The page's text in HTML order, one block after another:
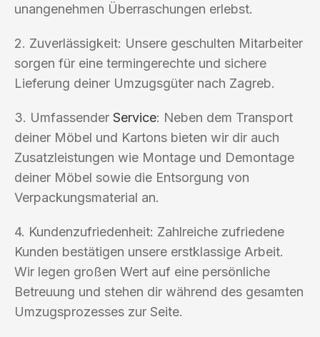
unangenehmen Überraschungen erlebst.
2. Zuverlässigkeit: Unsere geschulten Mitarbeiter
sorgen für eine termingerechte und sichere
Lieferung deiner Umzugsgüter nach Zagreb.
3. Umfassender Service: Neben dem Transport
deiner Möbel und Kartons bieten wir dir auch
Zusatzleistungen wie Montage und Demontage
deiner Möbel sowie die Entsorgung von
Verpackungsmaterial an.
4. Kundenzufriedenheit: Zahlreiche zufriedene
Kunden bestätigen unsere erstklassige Arbeit.
Wir legen großen Wert auf eine persönliche
Betreuung und stehen dir während des gesamten
Umzugsprozesses zur Seite.